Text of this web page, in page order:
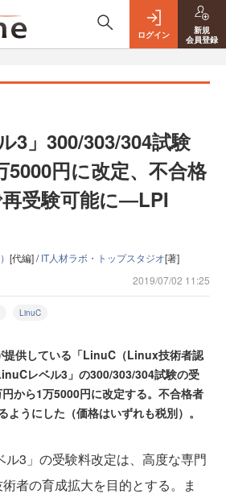
ログイン
新規
会員登録
3」300/303/304試験
5000円に改定、不合格
受験可能に―LPI
[代編] /IT人材ラボ・トップスタジオ[著]
2019/07/02 11:25
LinuC
供している「LinuC（Linux技術者認
レベル3」の300/303/304試験の受
から1万5000円に改定する。不合格者
ようにした（価格はいずれも税別）。
3」の受験料改定は、高度な専門
者の育成拡大を目的とする。ま